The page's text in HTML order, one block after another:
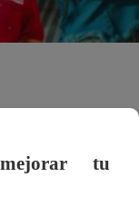
aseguró que, por
tu